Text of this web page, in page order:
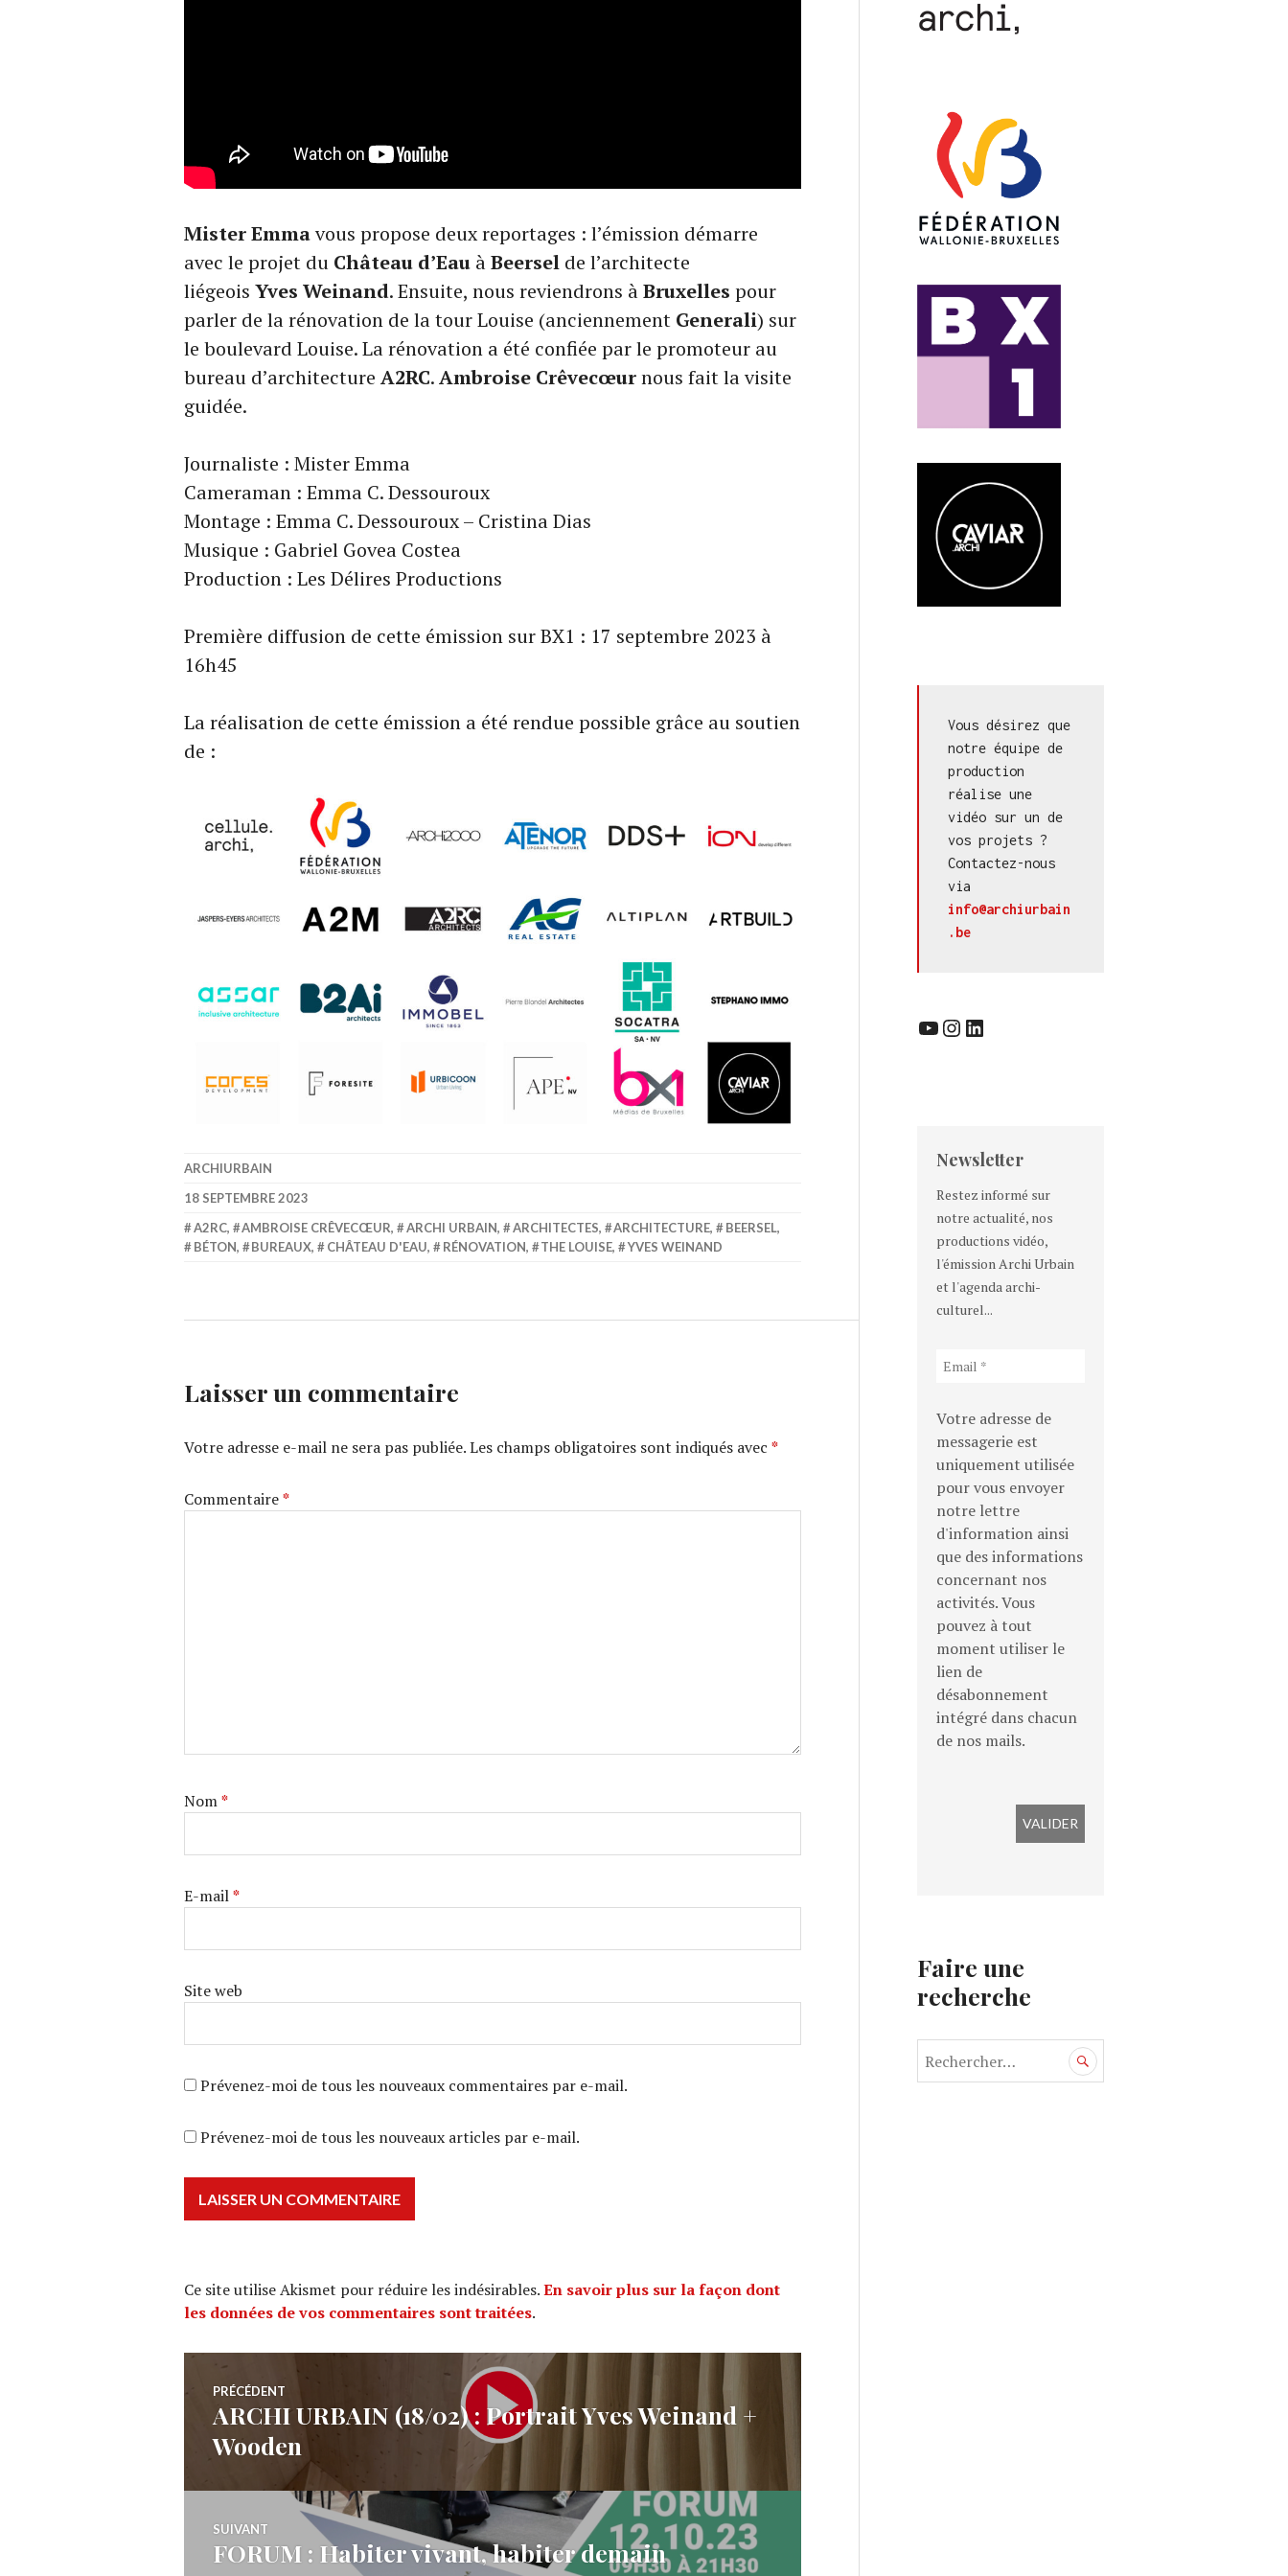
Mister Emmavous propose deux reportages : l’émission démarre
avec le projet du Château d’Eau àBeersel de l’architecte
liégeois Yves Weinand. Ensuite, nous reviendrons àBruxelles pour
parler de la rénovation de la tour Louise (anciennement Generali) sur
le boulevard Louise. La rénovation a été confiée par le promoteur au
bureau d’architecture A2RC.Ambroise Crêvecœurnous fait la visite
guidée.
Journaliste : Mister Emma
Cameraman : Emma C. Dessouroux
Montage : Emma C. Dessouroux – Cristina Dias
Musique : Gabriel Govea Costea
Production : Les Délires Productions
Première diffusion de cette émission sur BX1 : 17 septembre 2023 à
16h45
La réalisation de cette émission a été rendue possible grâce au soutien
de :
ARCHIURBAIN
18 SEPTEMBRE 2023
A2RC, AMBROISE CRÊVECŒUR, ARCHI URBAIN, ARCHITECTES, ARCHITECTURE, BEERSEL,
BÉTON, BUREAUX, CHÂTEAU D'EAU, RÉNOVATION, THE LOUISE, YVES WEINAND
Laisser un commentaire
Votre adresse e-mail ne sera pas publiée.Les champs obligatoires sont indiqués avec *
Commentaire*
Nom*
E-mail*
Site web
Prévenez-moi de tous les nouveaux commentaires par e-mail.
Prévenez-moi de tous les nouveaux articles par e-mail.
Ce site utilise Akismet pour réduire les indésirables.En savoir plus sur la façon dont
les données de vos commentaires sont traitées.
Navigation
de
l’article
PRÉCÉDENT
Article
précédent :
ARCHI URBAIN (18/02) : Portrait Yves Weinand +
Wooden
SUIVANT
Article
FORUM : Habiter vivant, habiter demain
Vous désirez que
notre équipe de
production
réalise une
vidéo sur un de
vos projets ?
Contactez-nous
info@archiurbain
.be
YouTube InstagramLinkedIn
Newsletter
Restez informé sur
notre actualité, nos
productions vidéo,
l'émission Archi Urbain
et l'agenda archi-
culturel...
Votre adresse de
messagerie est
uniquement utilisée
pour vous envoyer
notre lettre
d'information ainsi
que des informations
concernant nos
activités. Vous
pouvez à tout
moment utiliser le
lien de
désabonnement
intégré dans chacun
de nos mails.
Faire une
recherche